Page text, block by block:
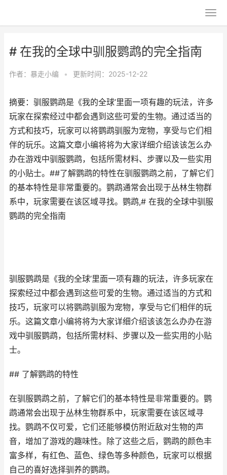
# 在我的全球中驯服鹦鹉的完全指南
作者： 暴走小编 • 更新时间：2025-12-22
摘要：驯服鹦鹉是《我的全球’里面一项有趣的玩法，许多
玩家在探索经过中都会遇到这些可爱的生物。通过适当的
方式和技巧，玩家可以将鹦鹉驯服为宠物，享受与它们相
伴的玩乐。这篇文章小编将将为大家详细介绍该该怎么办
办在游戏中驯服鹦鹉，包括所需材料、步骤以及一些实用
的小贴士。##了解鹦鹉的特性在驯服鹦鹉之前，了解它们
的基本特性是非常重要的。鹦鹉通常会出现于丛林生物群
系中，玩家需要在该区域寻找。鹦鹉,# 在我的全球中驯服
鹦鹉的完全指南
驯服鹦鹉是《我的全球’里面一项有趣的玩法，许多玩家在
探索经过中都会遇到这些可爱的生物。通过适当的方式和
技巧，玩家可以将鹦鹉驯服为宠物，享受与它们相伴的玩
乐。这篇文章小编将将为大家详细介绍该该怎么办办在游
戏中驯服鹦鹉，包括所需材料、步骤以及一些实用的小贴
士。
## 了解鹦鹉的特性
在驯服鹦鹉之前，了解它们的基本特性是非常重要的。鹦
鹉通常会出现于丛林生物群系中，玩家需要在该区域寻
找。鹦鹉不仅可爱，它们还能够模仿附近敌对生物的声
音，增加了游戏的趣味性。除了这些之后，鹦鹉的颜色丰
富多样，有红色、蓝色、绿色等多种颜色，玩家可以根据
自己的喜好选择驯养的鹦鹉。